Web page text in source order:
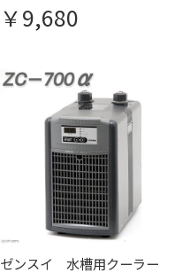
￥9,680
ゼンスイ 水槽用クーラー